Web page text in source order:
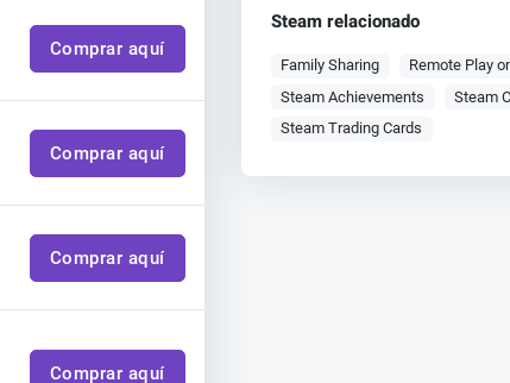
Comprar aquí
Comprar aquí
Comprar aquí
Comprar aquí
Steam relacionado
Family Sharing
Remote Play
Steam Achievements
Steam
Steam Trading Cards